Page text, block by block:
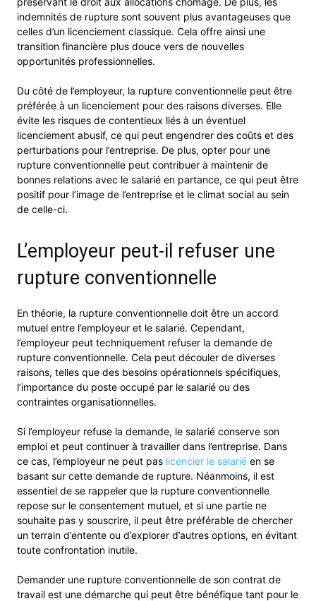
indemnités de rupture sont souvent plus avantageuses que
celles d’un licenciement classique. Cela offre ainsi une
transition financière plus douce vers de nouvelles
opportunités professionnelles.
Du côté de l’employeur, la rupture conventionnelle peut être
préférée à un licenciement pour des raisons diverses. Elle
évite les risques de contentieux liés à un éventuel
licenciement abusif, ce qui peut engendrer des coûts et des
perturbations pour l’entreprise. De plus, opter pour une
rupture conventionnelle peut contribuer à maintenir de
bonnes relations avec le salarié en partance, ce qui peut être
positif pour l’image de l’entreprise et le climat social au sein
de celle-ci.
L’employeur peut-il refuser une
rupture conventionnelle
En théorie, la rupture conventionnelle doit être un accord
mutuel entre l’employeur et le salarié. Cependant,
l’employeur peut techniquement refuser la demande de
rupture conventionnelle. Cela peut découler de diverses
raisons, telles que des besoins opérationnels spécifiques,
l’importance du poste occupé par le salarié ou des
contraintes organisationnelles.
Si l’employeur refuse la demande, le salarié conserve son
emploi et peut continuer à travailler dans l’entreprise. Dans
ce cas, l’employeur ne peut pas licencier le salarié en se
basant sur cette demande de rupture. Néanmoins, il est
essentiel de se rappeler que la rupture conventionnelle
repose sur le consentement mutuel, et si une partie ne
souhaite pas y souscrire, il peut être préférable de chercher
un terrain d’entente ou d’explorer d’autres options, en évitant
toute confrontation inutile.
Demander une rupture conventionnelle de son contrat de
travail est une démarche qui peut être bénéfique tant pour le